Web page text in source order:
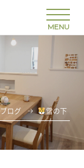
ブログ 雪の下